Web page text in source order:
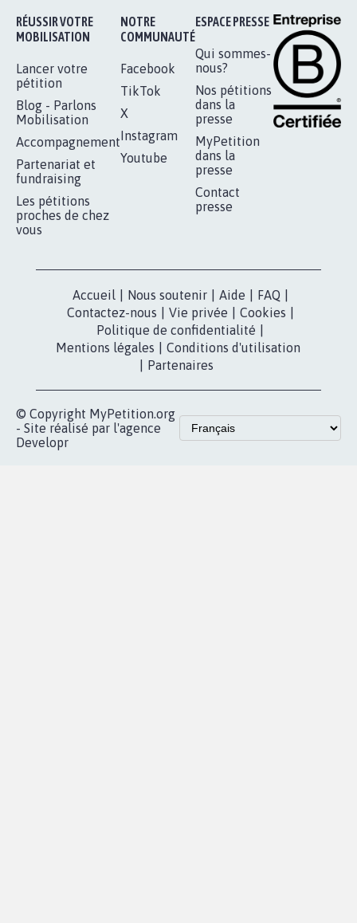
RÉUSSIR VOTRE
MOBILISATION
Lancer votre
pétition
Blog - Parlons
Mobilisation
Accompagnement
Partenariat et
fundraising
Les pétitions
proches de chez
vous
NOTRE
COMMUNAUTÉ
Facebook
TikTok
X
Instagram
Youtube
ESPACE PRESSE
Qui sommes-
nous?
Nos pétitions
dans la
presse
MyPetition
dans la
presse
Contact
presse
Accueil Nous soutenir Aide FAQ
Contactez-nous
Vie privée Cookies
Politique de confidentialité
Mentions légales
Conditions d'utilisation
Partenaires
© Copyright MyPetition.org
- Site réalisé par l'agence
Developr